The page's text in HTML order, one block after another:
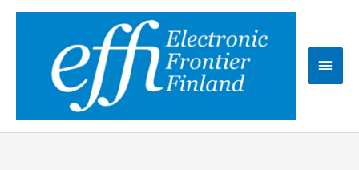
Main